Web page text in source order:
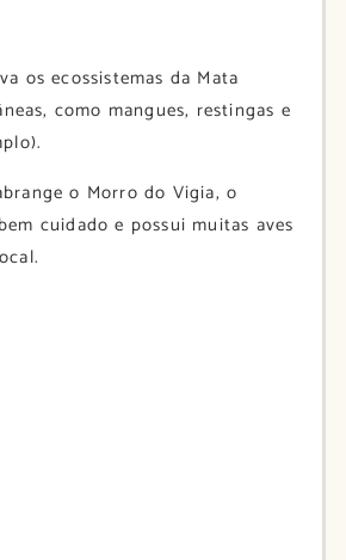
os ecossistemas da Mata
como mangues, restingas e
o Morro do Vigia, o
cuidado e possui muitas aves